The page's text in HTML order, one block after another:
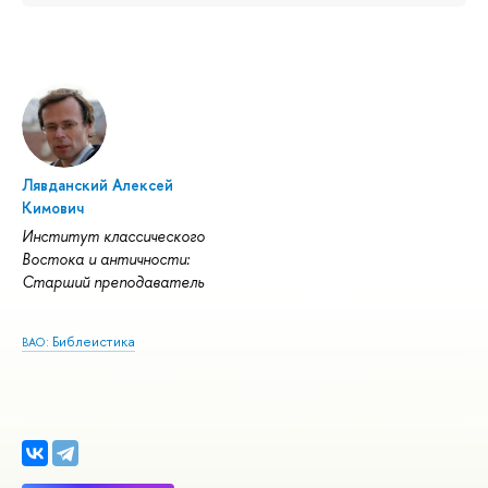
Лявданский Алексей
Кимович
Институт классического
Востока и античности:
Старший преподаватель
ВАО: Библеистика